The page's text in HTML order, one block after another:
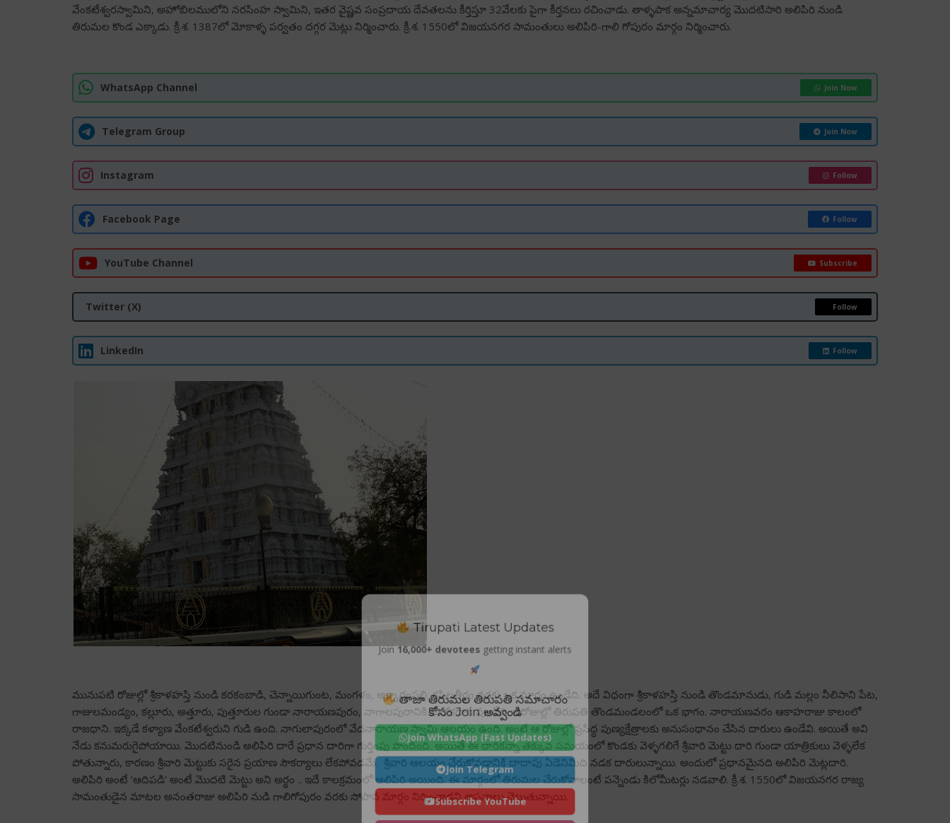
వేంకటేశ్వరస్వామిని, అహోబిలములోని నరసింహ స్వామిని, ఇతర వైష్ణవ సంప్రదాయ దేవతలను కీర్తిస్తూ 32వేలకు పైగా కీర్తనలు రచించాడు. తాళ్ళపాక అన్నమాచార్య మొదటిసారి అలిపిరి నుండి
తిరుమల కొండ ఎక్కాడు. క్రీ.శ. 1387లో మోకాళ్ళ పర్వతం దగ్గర మెట్లు నిర్మించారు. క్రీ.శ. 1550లో విజయనగర సామంతులు అలిపిరి-గాలి గోపురం మార్గం నిర్మించారు.
WhatsApp Channel Join Now
Telegram Group Join Now
Instagram Follow
Facebook Page Follow
YouTube Channel Subscribe
Twitter (X) Follow
LinkedIn Follow
మునుపటి రోజుల్లో శ్రీకాళహస్తి నుండి కరకంబాడి, చెన్నాయిగుంట, మంగళం, అక్కారంపల్లి, కపిలతీర్థం వరకు ఒక మార్గం ఉండేది. అదే విధంగా శ్రీకాళహస్తి నుండి తొండమానుడు, గుడి మల్లం నీలిసాని పేట,
గాజులమండ్యం, కల్లూరు, అత్తూరు, పుత్తూరుల గుండా నారాయణపురం, నాగాలపురానికి మరోకదారి వుండేది. ఆరోజుల్లో తిరుపతి తొండమండలంలో ఒక భాగం. నారాయణవరం ఆకాహరాజు కాలంలో
రాజధాని. ఇక్కడే కళ్యాణ వేంకటేశ్వరుని గుడి ఉంది. నాగులాపురంలో వేదనారాయణ స్వామి ఆలయం ఉంది. అంటే ఆ రోజుల్లో ప్రసిద్ధ పుణ్యక్షేత్రాలకు అనుసంధానం చేసిన దారులు ఉండేవి. అయితే అవి
నేడు కనుమరుగైపోయాయి. మొదటినుండి అలిపిరి దారే ప్రధాన దారిగా గుర్తింపు పొందింది. అయితే ఈ దారికన్నా తక్కువ సమయంలో కొండకు వెళ్ళగలిగే శ్రీవారి మెట్టు దారి గుండా యాత్రికులు వెళ్ళలేక
పోతున్నారు, కారణం శ్రీవారి మెట్టుకు సరైన ప్రయాణ సౌకర్యాలు లేకపోవడమే. శ్రీవారి ఆలయం చేరుకోవడానికి దాదాపు ఏడెనిమిది నడక దారులున్నాయి. అందులో ప్రధానమైనది అలిపిరి మెట్లదారి.
అలిపిరి అంటే ‘ఆదిపడి’ అంటే మొదటి మెట్టు అని అర్థం .. ఇదే కాలక్రమంలో అలిపిరి అయింది. ఈ మార్గంలో తిరుమల చేరుకోవాలంటే పన్నెండు కిలోమీటర్లు నడవాలి. క్రీ.శ. 1550లో విజయనగర రాజ్య
సామంతుడైన మాటల అనంతరాజు అలిపిరి నుడి గాలిగోపురం వరకు సోపాన మార్గం నిర్మించాడని శాసనాలు చెబుతున్నాయి.
Tirupati Latest Updates
Join16,000+ devotees getting instant alerts
తాజా తిరుమల తిరుపతి సమాచారం
కోసం Join అవ్వండి
Join WhatsApp (Fast Updates)
Join Telegram
Subscribe YouTube